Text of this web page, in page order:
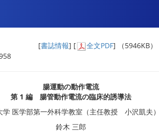
[書誌情報] [ 全文PDF] （5946KB）
腸運動の動作電流
第 1 編 腸管動作電流の臨床的誘導法
学 医学部第一外科学教室（主任教授 小沢凱夫）
鈴木 三郎